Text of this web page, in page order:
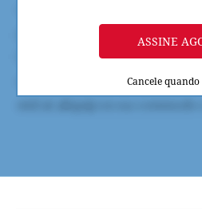
ASSINE
Cancele